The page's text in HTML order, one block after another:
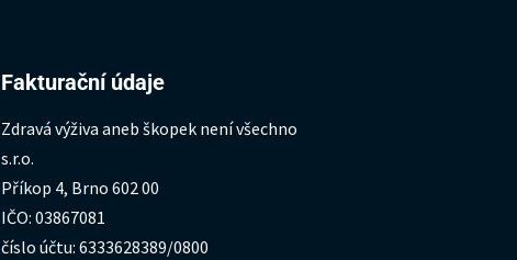
Fakturační údaje
Zdravá výživa aneb škopek není všechno
s.r.o.
Příkop 4, Brno 602 00
IČO: 03867081
číslo účtu: 6333628389/0800